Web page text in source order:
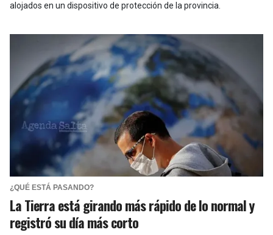
alojados en un dispositivo de protección de la provincia.
¿QUÉ ESTÁ PASANDO?
La Tierra está girando más rápido de lo normal y
registró su día más corto